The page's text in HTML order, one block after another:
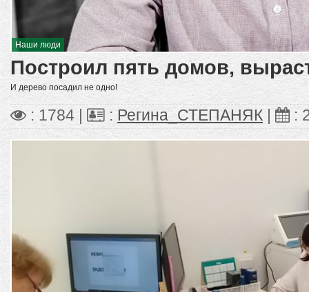
Наши люди
Построил пять домов,
И дерево посадил не одно!
: 1784 | : Регина_СТЕПАНЯК :